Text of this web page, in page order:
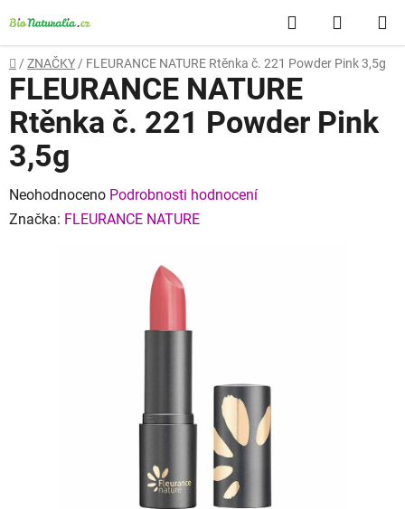
na
obsah
Hledat
KOŠÍK
Domů
/ ZNAČKY / FLEURANCE NATURE Rtěnka č. 221 Powder Pink 3,5g
FLEURANCE NATURE
Rtěnka č. 221 Powder Pink
3,5g
Průměrné
hodnocení
Neohodnoceno Podrobnosti hodnocení
Značka: FLEURANCE NATURE